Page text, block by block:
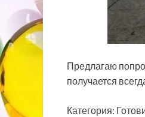
Предлагаю
получается
Категория: